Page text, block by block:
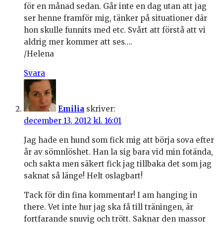
för en månad sedan. Går inte en dag utan att jag
ser henne framför mig, tänker på situationer där
hon skulle funnits med etc. Svårt att förstå att vi
aldrig mer kommer att ses….
/Helena
Svara
Emilia skriver:
december 13, 2012 kl. 16:01
Jag hade en hund som fick mig att börja sova efter
år av sömnlöshet. Han la sig bara vid min fotända,
och sakta men säkert fick jag tillbaka det som jag
saknat så länge! Helt oslagbart!
Tack för din fina kommentar! I am hanging in
there. Vet inte hur jag ska få till träningen, är
fortfarande snuvig och trött. Saknar den massor